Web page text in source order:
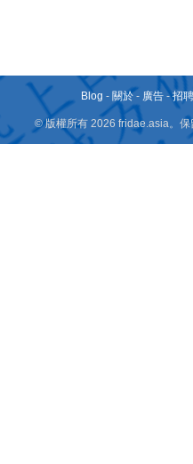
Blog - 關於 - 廣告 -招
© 版權所有 2026 fridae.asia。